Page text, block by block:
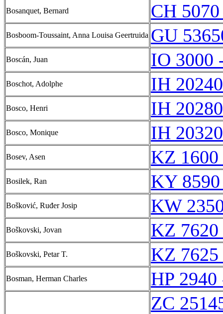
Bosanquet, Bernard CH
Bosboom-Toussaint, Anna Louisa Geertruida GU
Boscán, Juan IO 3000
Boschot, Adolphe IH
Bosco, Henri IH
Bosco, Monique IH
Bosev, Asen KZ
Bosilek, Ran KY
Bošković, Ruđer Josip KW
Boškovski, Jovan KZ
Boškovski, Petar T. KZ
Bosman, Herman Charles
HP
ZC